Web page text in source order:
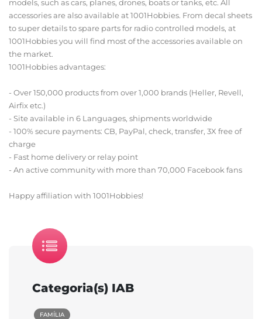
models, such as cars, planes, drones, boats or tanks, etc. All
accessories are also available at 1001Hobbies. From decal sheets
to super details to spare parts for radio controlled models, at
1001Hobbies you will find most of the accessories available on
the market.
1001Hobbies advantages:
- Over 150,000 products from over 1,000 brands (Heller, Revell,
Airfix etc.)
- Site available in 6 Languages, shipments worldwide
- 100% secure payments: CB, PayPal, check, transfer, 3X free of
charge
- Fast home delivery or relay point
- An active community with more than 70,000 Facebook fans
Happy affiliation with 1001Hobbies!
Categoria(s) IAB
FAMÍLIA